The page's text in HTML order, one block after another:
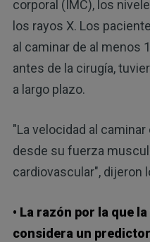
corporal (IMC), los
los rayos X. Los
al caminar de al menos
antes de la cirugía,
a largo plazo.
"La velocidad al
desde su fuerza
cardiovascular", dijeron
• La razón por la que
considera un